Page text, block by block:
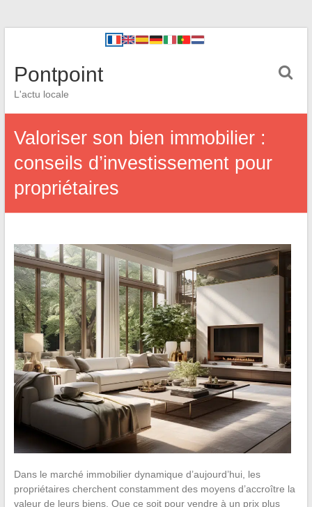
Pontpoint
L'actu locale
Valoriser son bien immobilier :
conseils d’investissement pour
propriétaires
Dans le marché immobilier dynamique d’aujourd’hui, les
propriétaires cherchent constamment des moyens d’accroître la
valeur de leurs biens. Que ce soit pour vendre à un prix plus